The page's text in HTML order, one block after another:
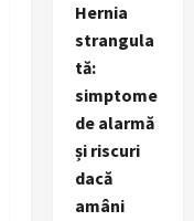
Hernia
strangula
tă:
simptome
de alarmă
și riscuri
dacă
amâni